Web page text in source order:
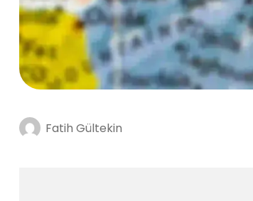
Fatih Gültekin